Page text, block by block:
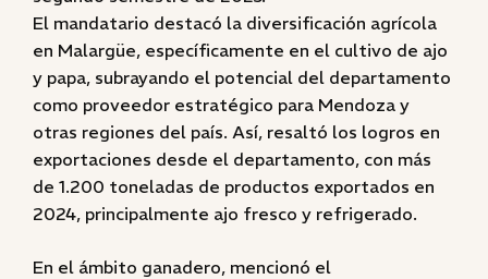
El mandatario destacó la diversificación agrícola
en Malargüe, específicamente en el cultivo de ajo
y papa, subrayando el potencial del departamento
como proveedor estratégico para Mendoza y
otras regiones del país. Así, resaltó los logros en
exportaciones desde el departamento, con más
de 1.200 toneladas de productos exportados en
2024, principalmente ajo fresco y refrigerado.
En el ámbito ganadero, mencionó el